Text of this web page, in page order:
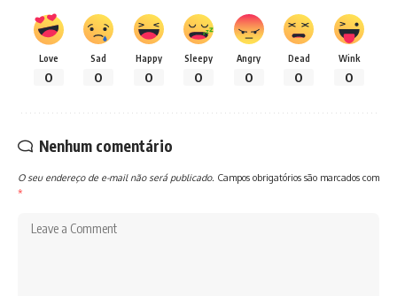
Love
0
Sad
0
Happy
0
Sleepy
0
Angry
0
Dead
0
Wink
0
Nenhum comentário
O seu endereço de e-mail não será publicado. Campos obrigatórios são marcados com
*